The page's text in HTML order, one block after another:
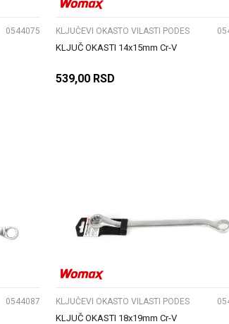
0544075 KLJUČEVI OKASTO VILASTI PODES
KLJUČ OKASTI 14x15mm Cr-V
539,00 RSD
0544087
UPOREDI
KLJUČEVI OKASTO VILASTI PODES
KLJUČ OKASTI 18x19mm Cr-V